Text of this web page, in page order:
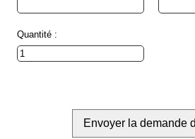
le
flexibles
Quantité :